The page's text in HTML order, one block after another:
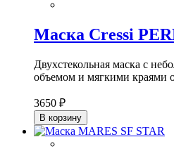
Маска Cressi
Двухстекольная маска с
объемом и мягкими краями
3650 ₽
В корзину